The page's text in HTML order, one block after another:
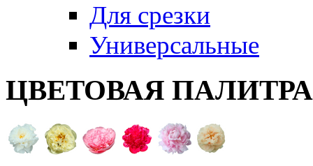
Для срезки
Универсальные
ЦВЕТОВАЯ